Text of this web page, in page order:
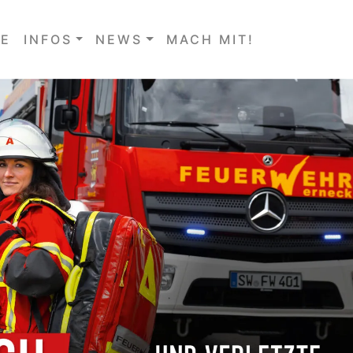
INFOS NEWS MACH MIT!